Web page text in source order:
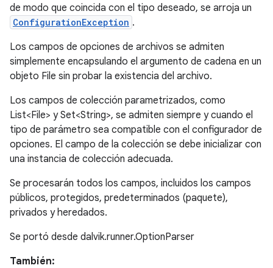
de modo que coincida con el tipo deseado, se arroja un
ConfigurationException .
Los campos de opciones de archivos se admiten
simplemente encapsulando el argumento de cadena en un
objeto File sin probar la existencia del archivo.
Los campos de colección parametrizados, como
List<File> y Set<String>, se admiten siempre y cuando el
tipo de parámetro sea compatible con el configurador de
opciones. El campo de la colección se debe inicializar con
una instancia de colección adecuada.
Se procesarán todos los campos, incluidos los campos
públicos, protegidos, predeterminados (paquete),
privados y heredados.
Se portó desde dalvik.runner.OptionParser
También: